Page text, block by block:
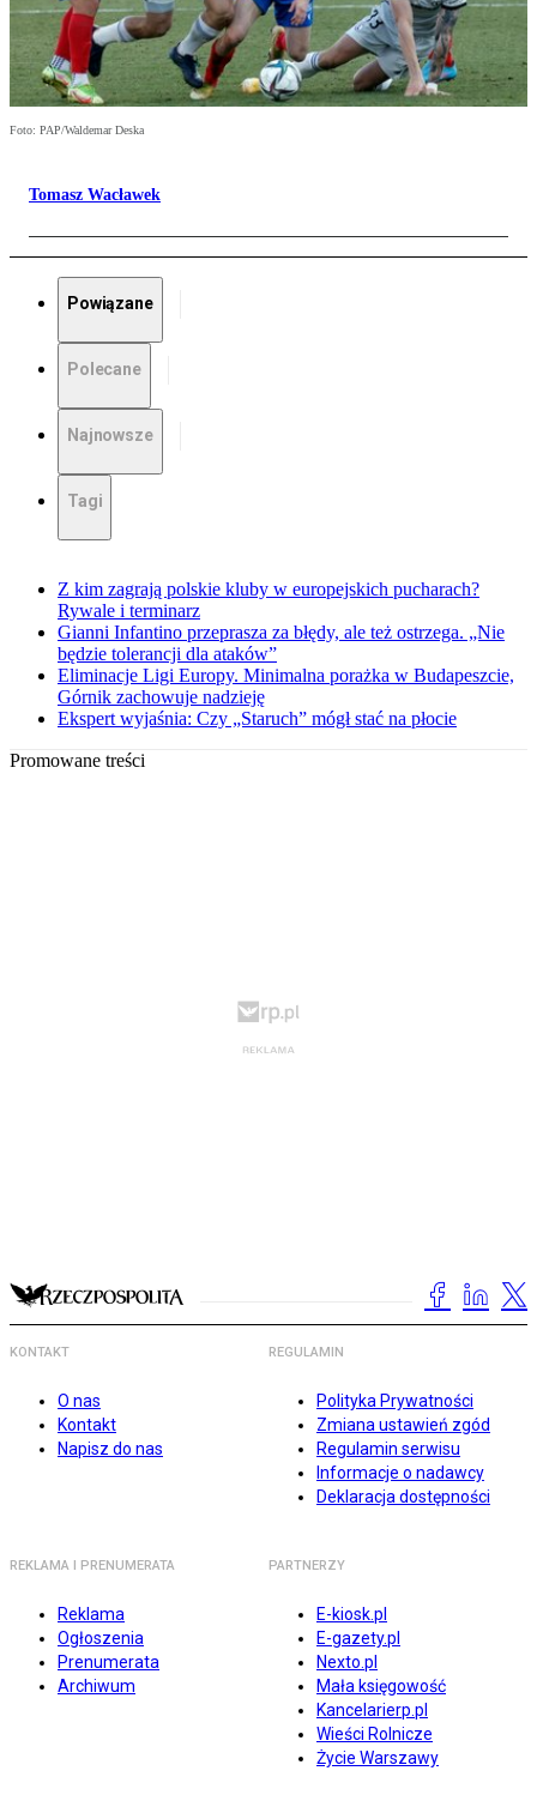
Foto: PAP/Waldemar Deska
Tomasz Wacławek
Powiązane
Polecane
Najnowsze
Tagi
Z kim zagrają polskie kluby w europejskich pucharach?
Rywale i terminarz
Gianni Infantino przeprasza za błędy, ale też ostrzega. „Nie
będzie tolerancji dla ataków”
Eliminacje Ligi Europy. Minimalna porażka w Budapeszcie,
Górnik zachowuje nadzieję
Ekspert wyjaśnia: Czy „Staruch” mógł stać na płocie
Promowane treści
KONTAKT
O nas
Kontakt
Napisz do nas
REGULAMIN
Polityka Prywatności
Zmiana ustawień zgód
Regulamin serwisu
Informacje o nadawcy
Deklaracja dostępności
REKLAMA I PRENUMERATA
Reklama
Ogłoszenia
Prenumerata
Archiwum
PARTNERZY
E-kiosk.pl
E-gazety.pl
Nexto.pl
Mała księgowość
Kancelarierp.pl
Wieści Rolnicze
Życie Warszawy